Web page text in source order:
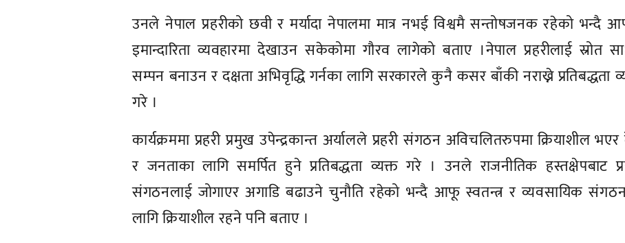
उनले नेपाल प्रहरीको छवी र मर्यादा नेपालमा मात्र नभई विश्वमै सन्तोषजनक रहेको भन्दै
इमान्दारिता व्यवहारमा देखाउन सकेकोमा गौरव लागेको बताए ।नेपाल प्रहरीलाई स्रोत
सम्पन बनाउन र दक्षता अभिवृद्धि गर्नका लागि सरकारले कुनै कसर बाँकी नराख्ने प्रतिबद्धता
गरे ।
कार्यक्रममा प्रहरी प्रमुख उपेन्द्रकान्त अर्यालले प्रहरी संगठन अविचलितरुपमा क्रियाशील
र जनताका लागि समर्पित हुने प्रतिबद्धता व्यक्त गरे । उनले राजनीतिक हस्तक्षेपबाट
संगठनलाई जोगाएर अगाडि बढाउने चुनौति रहेको भन्दै आफू स्वतन्त्र र व्यवसायिक
लागि क्रियाशील रहने पनि बताए ।